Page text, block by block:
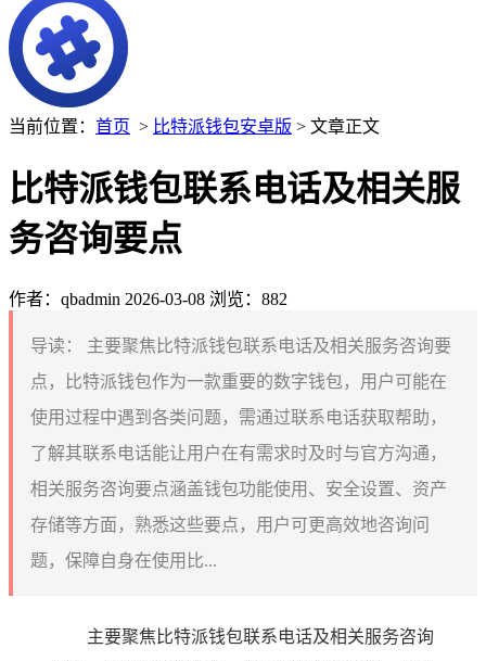
当前位置： 首页 > 比特派钱包安卓版 > 文章正文
比特派钱包联系电话及相关服
务咨询要点
作者：qbadmin 2026-03-08 浏览：882
导读：
主要聚焦比特派钱包联系电话及相关服务咨询要
点，比特派钱包作为一款重要的数字钱包，用户可能在
使用过程中遇到各类问题，需通过联系电话获取帮助，
了解其联系电话能让用户在有需求时及时与官方沟通，
相关服务咨询要点涵盖钱包功能使用、安全设置、资产
存储等方面，熟悉这些要点，用户可更高效地咨询问
题，保障自身在使用比...
主要聚焦比特派钱包联系电话及相关服务咨询